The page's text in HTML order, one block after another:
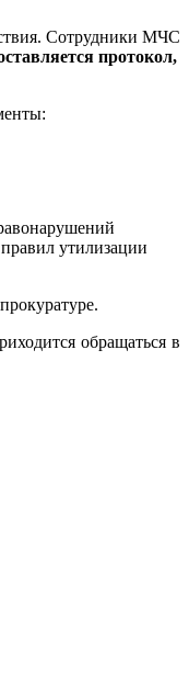
Сотрудники МЧС
протокол,
утилизации
обращаться в